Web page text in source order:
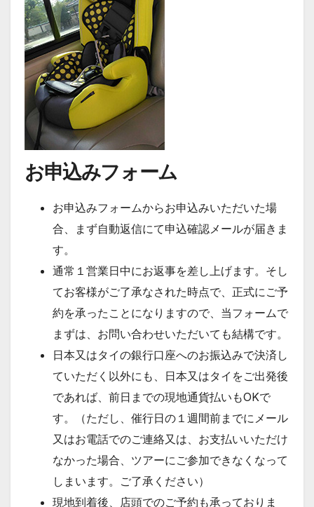
お申込みフォーム
お申込みフォームからお申込みいただいた場
合、まず自動返信にて申込確認メールが届きま
す。
通常１営業日中にお返事を差し上げます。そし
てお客様がご了承なされた時点で、正式にご予
約を承ったことになりますので、当フォームで
まずは、お問い合わせいただいても結構です。
日本又はタイの銀行口座へのお振込みで決済し
ていただく以外にも、日本又はタイをご出発後
であれば、前日までの現地通貨払いもOKで
す。（ただし、催行日の１週間前までにメール
又はお電話でのご連絡又は、お支払いいただけ
なかった場合、ツアーにご参加できなくなって
しまいます。ご了承ください）
現地到着後、店頭でのご予約も承っておりま